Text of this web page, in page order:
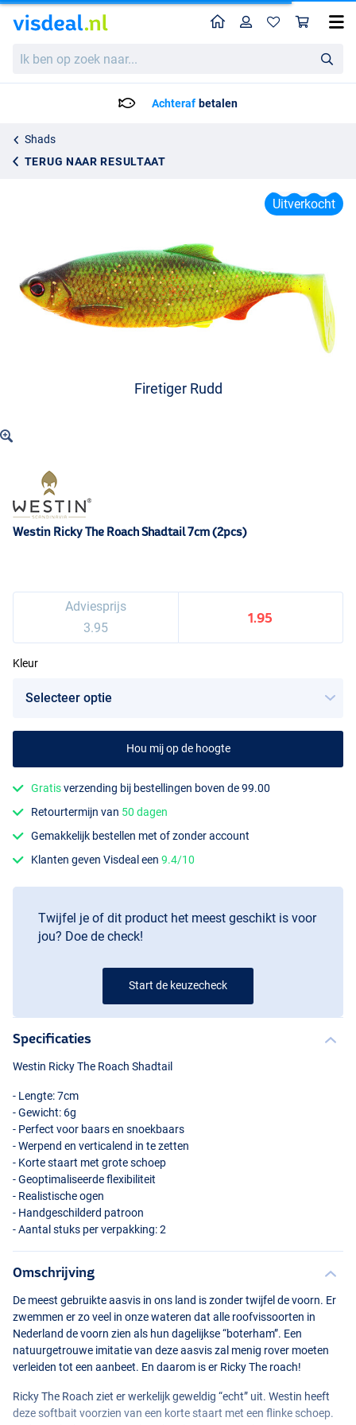
ben
HomeProfiel
Achteraf betalen
Shads
TERUG NAAR RESULTAAT
Westin Ricky The Roach Shadtail 7cm (2pcs)
3.95
Firetiger Rudd
Gold Rush
Redlight
Uitverkocht
Westin Ricky The Roach Shadtail 7cm (2pcs)
Adviesprijs
3.95
1.95
Kleur
Hou mij op de hoogte
Gratisverzending bij bestellingen boven de 99.00
Retourtermijn van 50 dagen
Gemakkelijk bestellen met of zonder account
Klanten geven Visdeal een9.4/10
Twijfel je of dit product het meest geschikt is voor
jou? Doe de check!
Start de keuzecheck
Specificaties
Westin Ricky The Roach Shadtail
- Lengte: 7cm
- Gewicht: 6g
- Perfect voor baars en snoekbaars
- Werpend en verticalend in te zetten
- Korte staart met grote schoep
- Geoptimaliseerde flexibiliteit
- Realistische ogen
- Handgeschilderd patroon
- Aantal stuks per verpakking: 2
Omschrijving
De meest gebruikte aasvis in ons land is zonder twijfel de voorn. Er
zwemmen er zo veel in onze wateren dat alle roofvissoorten in
Nederland de voorn zien als hun dagelijkse “boterham”. Een
natuurgetrouwe imitatie van deze aasvis zal menig rover moeten
verleiden tot een aanbeet. En daarom is er Ricky The roach!
Ricky The Roach ziet er werkelijk geweldig “echt” uit. Westin heeft
deze softbait voorzien van een korte staart met een flinke schoep.